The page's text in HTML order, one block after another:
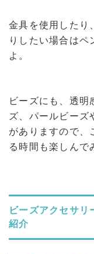
金具を使用したり
りしたい場合はペ
よ。
ビーズにも、透明
ズ、パールビーズ
がありますので、
る時間も楽しんで
ビーズアクセサリ
紹介